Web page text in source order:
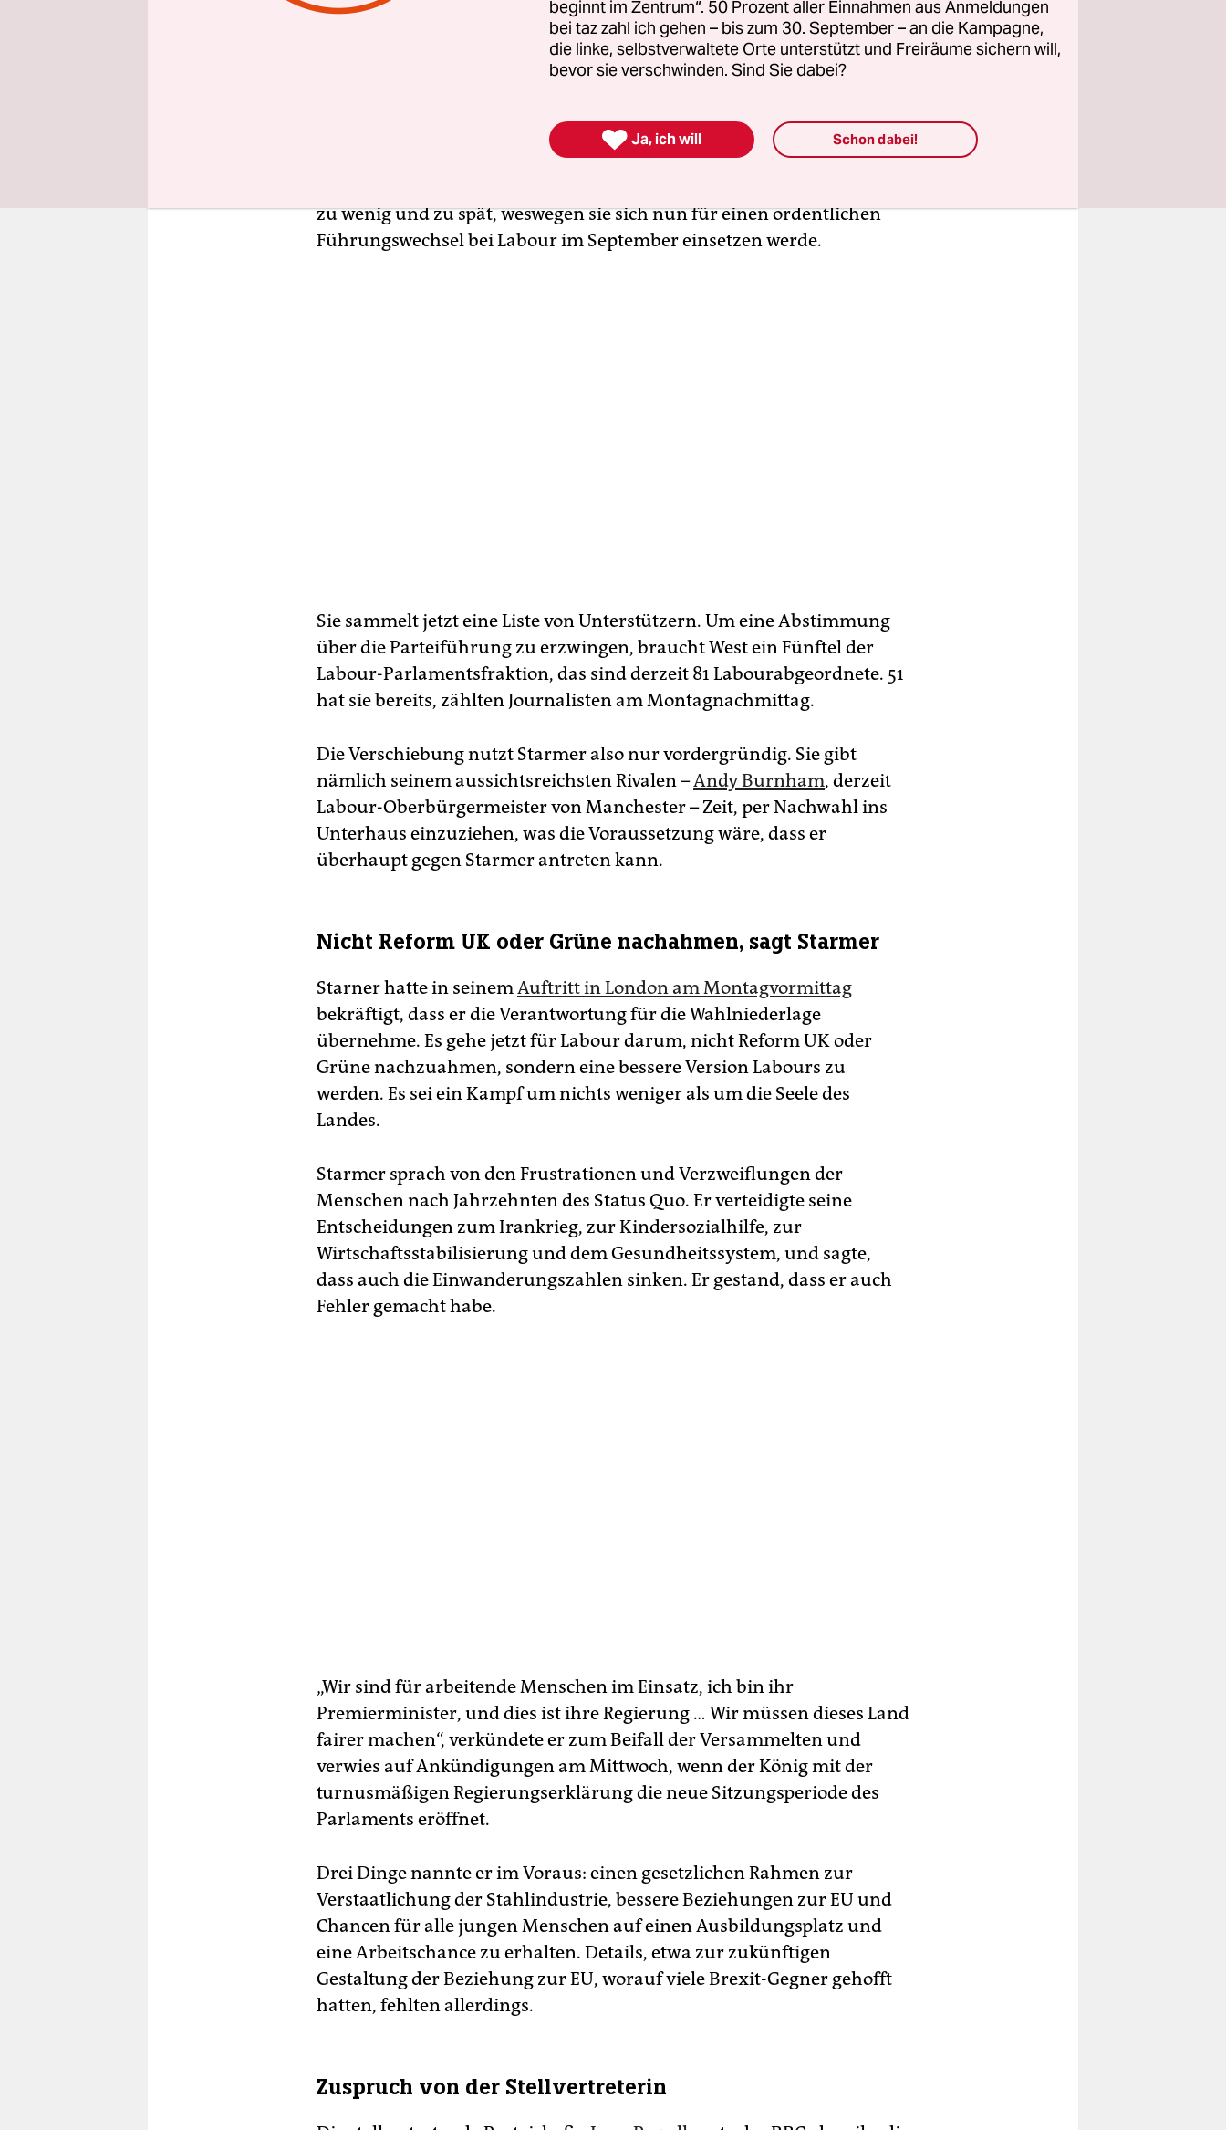
androhte, hat von diesem Vorhaben vorläufig abgelassen. West hatte
am Sonntag angekündigt, dass sie ihren Schritt von der mit Spannung
erwarteten Rede Starmers am Montag nach dem Labour-Wahldebakel
Nach der Rede sagte West, dass sie Starmers Ideen und Energie
zu wenig und zu spät, weswegen sie sich nun für einen ordentlichen
Führungswechsel bei Labour im September einsetzen werde.
Sie sammelt jetzt eine Liste von Unterstützern. Um eine Abstimmung
über die Parteiführung zu erzwingen, braucht West ein Fünftel der
Labour-Parlamentsfraktion, das sind derzeit 81 Labourabgeordnete. 51
hat sie bereits, zählten Journalisten am Montagnachmittag.
Die Verschiebung nutzt Starmer also nur vordergründig. Sie gibt
nämlich seinem aussichtsreichsten Rivalen –Andy Burnham, derzeit
Labour-Oberbürgermeister von Manchester – Zeit, per Nachwahl ins
Unterhaus einzuziehen, was die Voraussetzung wäre, dass er
überhaupt gegen Starmer antreten kann.
Nicht Reform UK oder Grüne nachahmen, sagt Starmer
Starner hatte in seinemAuftritt in London am Montagvormittag
bekräftigt, dass er die Verantwortung für die Wahlniederlage
übernehme. Es gehe jetzt für Labour darum, nicht Reform UK oder
Grüne nachzuahmen, sondern eine bessere Version Labours zu
werden. Es sei ein Kampf um nichts weniger als um die Seele des
Landes.
Starmer sprach von den Frustrationen und Verzweiflungen der
Menschen nach Jahrzehnten des Status Quo. Er verteidigte seine
Entscheidungen zum Irankrieg, zur Kindersozialhilfe, zur
Wirtschaftsstabilisierung und dem Gesundheitssystem, und sagte,
dass auch die Einwanderungszahlen sinken. Er gestand, dass er auch
Fehler gemacht habe.
„Wir sind für arbeitende Menschen im Einsatz, ich bin ihr
Premierminister, und dies ist ihre Regierung … Wir müssen dieses Land
fairer machen“, verkündete er zum Beifall der Versammelten und
verwies auf Ankündigungen am Mittwoch, wenn der König mit der
turnusmäßigen Regierungserklärung die neue Sitzungsperiode des
Parlaments eröffnet.
Drei Dinge nannte er im Voraus: einen gesetzlichen Rahmen zur
Verstaatlichung der Stahlindustrie, bessere Beziehungen zur EU und
Chancen für alle jungen Menschen auf einen Ausbildungsplatz und
eine Arbeitschance zu erhalten. Details, etwa zur zukünftigen
Gestaltung der Beziehung zur EU, worauf viele Brexit-Gegner gehofft
hatten, fehlten allerdings.
Zuspruch von der Stellvertreterin
beginnt im Zentrum“. 50 Prozent aller Einnahmen aus Anmeldungen
bei taz zahl ich gehen – bis zum 30. September – an die Kampagne,
die linke, selbstverwaltete Orte unterstützt und Freiräume sichern will,
bevor sie verschwinden. Sind Sie dabei?
 Ja, ich will Schon dabei!